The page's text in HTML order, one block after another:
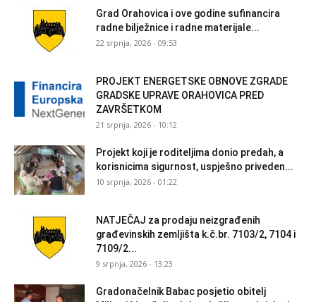
Grad Orahovica i ove godine sufinancira
radne bilježnice i radne materijale...
22 srpnja, 2026 - 09:53
PROJEKT ENERGETSKE OBNOVE ZGRADE
GRADSKE UPRAVE ORAHOVICA PRED
ZAVRŠETKOM
21 srpnja, 2026 - 10:12
Projekt koji je roditeljima donio predah, a
korisnicima sigurnost, uspješno priveden...
10 srpnja, 2026 - 01:22
NATJEČAJ za prodaju neizgrađenih
građevinskih zemljišta k.č.br. 7103/2, 7104 i
7109/2...
9 srpnja, 2026 - 13:23
Gradonačelnik Babac posjetio obitelj